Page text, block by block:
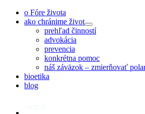
o Fóre života
ako chránime život
prehľad činností
advokácia
prevencia
konkrétna pomoc
náš záväzok – zmierňovať
bioetika
blog